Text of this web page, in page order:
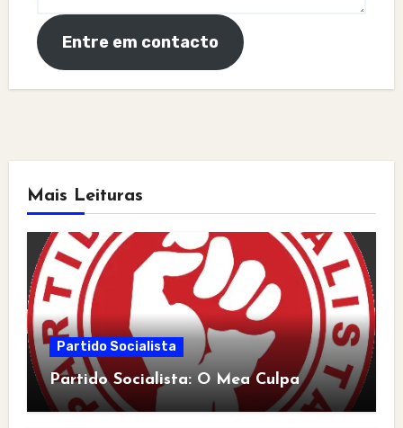
Entre em contacto
Mais Leituras
Partido Socialista
Partido Socialista: O Mea Culpa